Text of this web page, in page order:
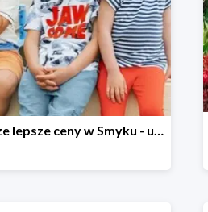
Jeszcze lepsze ceny w Smyku - ubrania i buty do -70%